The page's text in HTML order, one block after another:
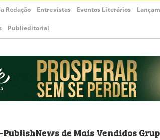
Redação Entrevistas Eventos Literários
Publieditorial
de Mais Vendidos